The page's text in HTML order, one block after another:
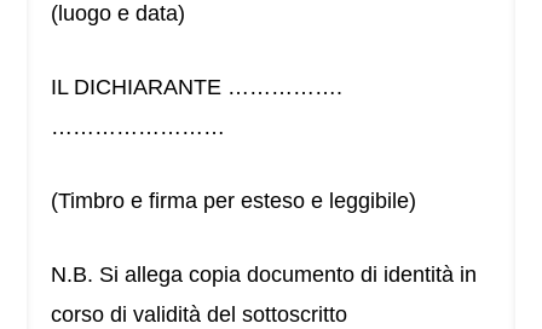
(luogo e data)
IL DICHIARANTE …………….
……………………
(Timbro e firma per esteso e leggibile)
N.B. Si allega copia documento di identità in
corso di validità del sottoscritto